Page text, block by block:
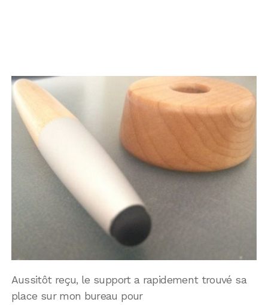
Aussitôt reçu, le support a rapidement trouvé sa
place sur mon bureau pour